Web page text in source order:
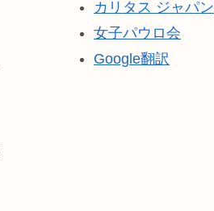
カリタス ジャパン
女子パウロ会
Google翻訳